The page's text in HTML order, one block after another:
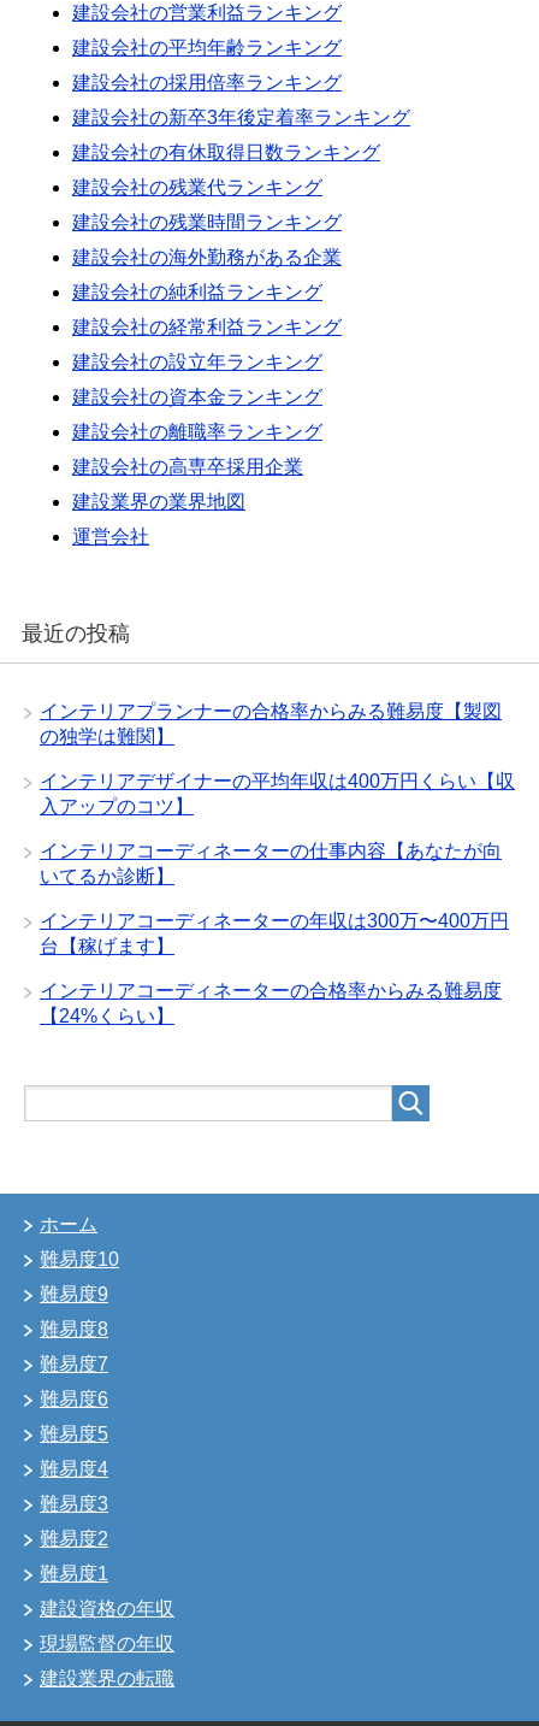
建設会社の営業利益ランキング
建設会社の平均年齢ランキング
建設会社の採用倍率ランキング
建設会社の新卒3年後定着率ランキング
建設会社の有休取得日数ランキング
建設会社の残業代ランキング
建設会社の残業時間ランキング
建設会社の海外勤務がある企業
建設会社の純利益ランキング
建設会社の経常利益ランキング
建設会社の設立年ランキング
建設会社の資本金ランキング
建設会社の離職率ランキング
建設会社の高専卒採用企業
建設業界の業界地図
運営会社
最近の投稿
インテリアプランナーの合格率からみる難易度【製図
の独学は難関】
インテリアデザイナーの平均年収は400万円くらい【収
入アップのコツ】
インテリアコーディネーターの仕事内容【あなたが向
いてるか診断】
インテリアコーディネーターの年収は300万〜400万円
台【稼げます】
インテリアコーディネーターの合格率からみる難易度
【24%くらい】
ホーム
難易度10
難易度9
難易度8
難易度7
難易度6
難易度5
難易度4
難易度3
難易度2
難易度1
建設資格の年収
現場監督の年収
建設業界の転職